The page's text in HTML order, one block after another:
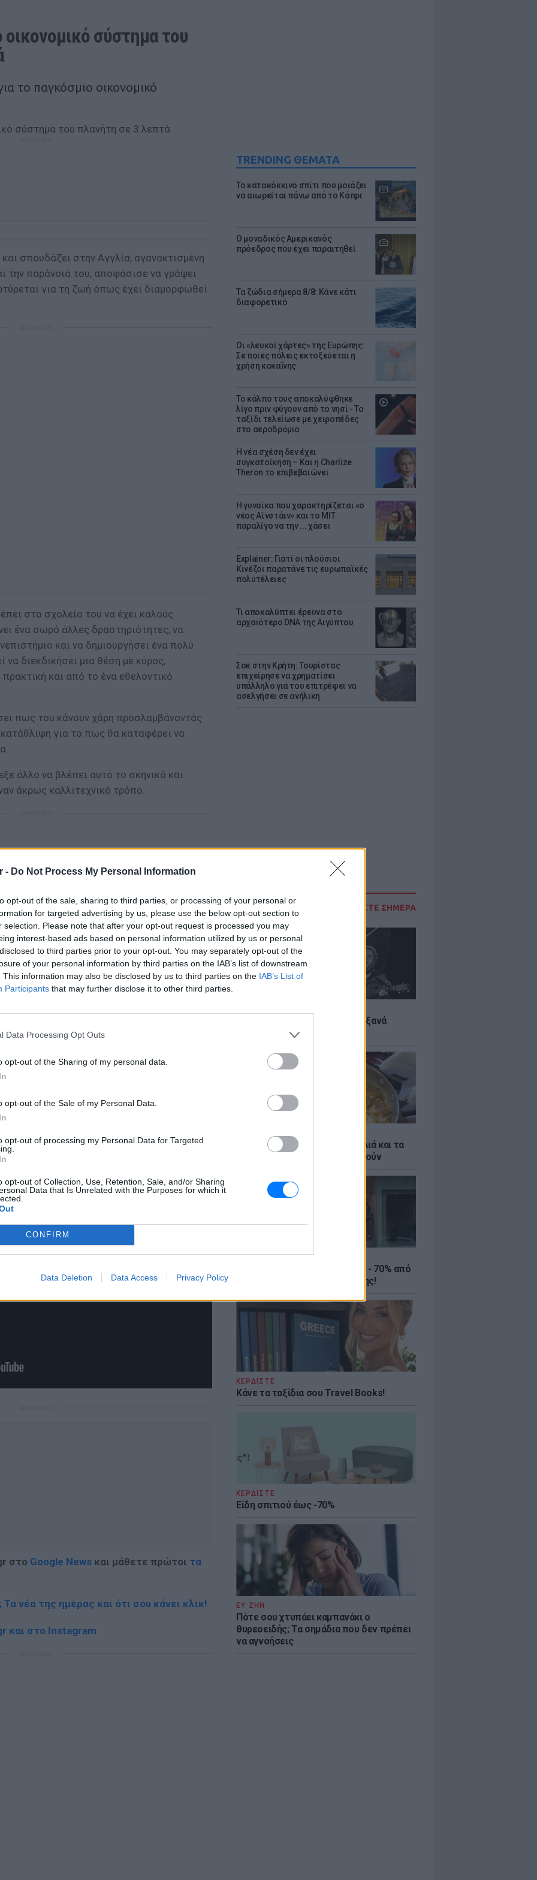
- Do Not Process My Personal Information
opt-out of the sale, sharing to third parties, or processing of your personal or
for targeted advertising by us, please use the below opt-out section to
selection. Please note that after your opt-out request is processed you may
interest-based ads based on personal information utilized by us or personal
to third parties prior to your opt-out. You may separately opt-out of the
of your personal information by third parties on the IAB’s list of downstream
This information may also be disclosed by us to third parties on the IAB’s List of
Participants that may further disclose it to other third parties.
Data Processing Opt Outs
opt-out of the Sharing of my personal data.
opt-out of the Sale of my Personal Data.
opt-out of processing my Personal Data for Targeted
opt-out of Collection, Use, Retention, Sale, and/or Sharing
Data that Is Unrelated with the Purposes for which it
CONFIRM
Data Deletion Data Access Privacy Policy
TRENDING ΘΕΜΑΤΑ
Το κατακόκκινο σπίτι που μοιάζει
να αιωρείται πάνω από το Κάπρι
Ο μοναδικός Αμερικανός
πρόεδρος που έχει παραιτηθεί
Τα ζώδια σήμερα 8/8: Κάνε κάτι
διαφορετικό
Οι «λευκοί χάρτες» της Ευρώπης:
Σε ποιες πόλεις εκτοξεύεται η
χρήση κοκαΐνης
Το κόλπο τους αποκαλύφθηκε
λίγο πριν φύγουν από το νησί - Το
ταξίδι τελείωσε με χειροπέδες
στο αεροδρόμιο
Η νέα σχέση δεν έχει
συγκατοίκηση – Και η Charlize
Theron το επιβεβαιώνει
Η γυναίκα που χαρακτηρίζεται «ο
νέος Αϊνστάιν» και το MIT
παραλίγο να την ... χάσει
Explainer: Γιατί οι πλούσιοι
Κινέζοι παρατάνε τις ευρωπαϊκές
πολυτέλειες
Τι αποκαλύπτει έρευνα στο
αρχαιότερο DNA της Αιγύπτου
Σοκ στην Κρήτη: Τουρίστας
επιχείρησε να χρηματίσει
υπάλληλο για του επιτρέψει να
ασελγήσει σε ανήλικη
ΔΙΑΒΑΣΤΕ ΣΗΜΕΡΑ
5 one-hit wonders που έγιναν ξανά
διάσημοι από… ατύχημα
Ελληνικό γιαούρτι: Μία κουταλιά και τα
scrambled eggs θα απογειωθούν
ΚΕΡΔΙΣΤΕ
Καλοκαιρινές εκπτώσεις έως - 70% από
τα μεγαλύτερα eshops ένδυσης!
ΚΕΡΔΙΣΤΕ
Κάνε τα ταξίδια σου Travel Books!
ΚΕΡΔΙΣΤΕ
Είδη σπιτιού έως -70%
ΕΥ ΖΗΝ
Πότε σου χτυπάει καμπανάκι ο
θυρεοειδής; Τα σημάδια που δεν πρέπει
να αγνοήσεις
σύστημα του
το παγκόσμιο οικονομικό
σπουδάζει στην Αγγλία, αγανακτισμένη
την παράνοιά του, αποφάσισε να γράψει
για τη ζωή όπως έχει διαμορφωθεί
στο σχολείο του να έχει καλούς
ένα σωρό άλλες δραστηριότητες, να
και να δημιουργήσει ένα πολύ
να διεκδικήσει μια θέση με κύρος,
και από το ένα εθελοντικό
πως του κάνουν χάρη προσλαμβάνοντάς
κατάθλιψη για το πως θα καταφέρει να
άλλο να βλέπει αυτό το σκηνικό και
άκρως καλλιτεχνικό τρόπο.
έρχεται για να υπενθυμίσει στον
και πως ο άνθρωπος θα πρέπει να
τον κατηγορούν για όλα τα δεινά.
στο Google News και μάθετε πρώτοι τα
νέα της ημέρας και ότι σου κάνει κλικ!
και στο Instagram